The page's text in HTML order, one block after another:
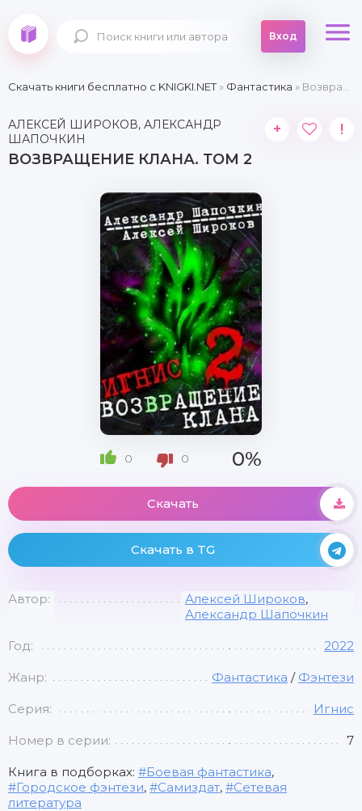
Вход
Скачать книги бесплатно c KNIGKI.NET» Фантастика » Возвращение клана. Том 2
АЛЕКСЕЙ ШИРОКОВ, АЛЕКСАНДР
ШАПОЧКИН
ВОЗВРАЩЕНИЕ КЛАНА. ТОМ 2
+ !
0 0 0%
Скачать
Скачать в TG
Автор: Алексей Широков,
Александр Шапочкин
Год: 2022
Жанр: Фантастика / Фэнтези
Серия: Игнис
Номер в серии: 7
Книга в подборках: Боевая фантастика,
Городское фэнтези, Самиздат,
Сетевая
литература